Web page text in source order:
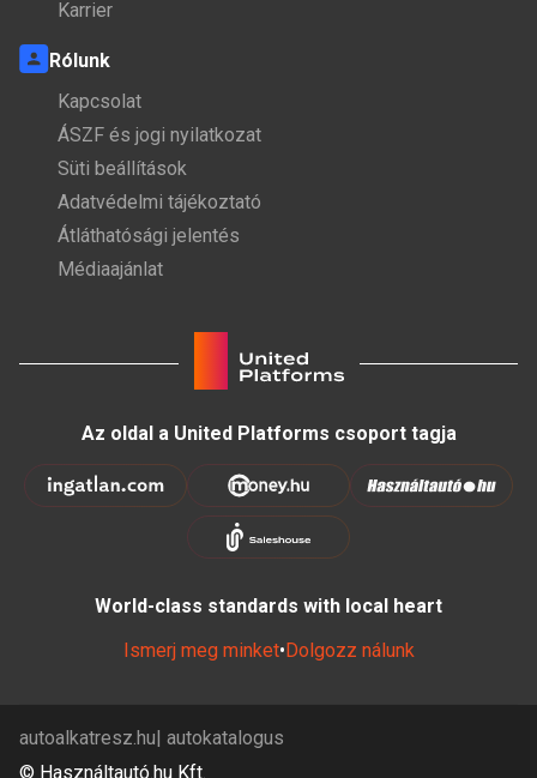
Karrier
Rólunk
Kapcsolat
ÁSZF és jogi nyilatkozat
Süti beállítások
Adatvédelmi tájékoztató
Átláthatósági jelentés
Médiaajánlat
Az oldal a United Platforms csoport tagja
World-class standards with local heart
Ismerj meg minket•Dolgozz nálunk
© Használtautó.hu Kft.
autoalkatresz.hu autokatalogus